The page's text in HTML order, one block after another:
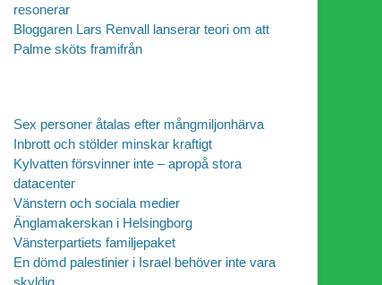
resonerar
Bloggaren Lars Renvall lanserar teori om att
Palme sköts framifrån
Sex personer åtalas efter mångmiljonhärva
Inbrott och stölder minskar kraftigt
Kylvatten försvinner inte – apropå stora
datacenter
Vänstern och sociala medier
Änglamakerskan i Helsingborg
Vänsterpartiets familjepaket
En dömd palestinier i Israel behöver inte vara
skyldig